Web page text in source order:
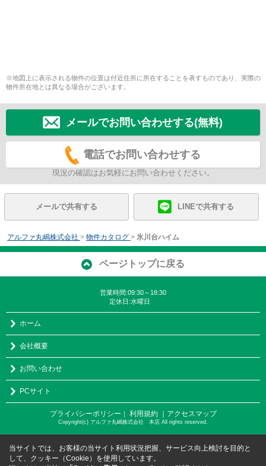
※地図上に表示される物件の位置は付近住所に所在することを表すものであり、実際の
物件所在地とは異なる場合がございます。
メールでお問い合わせする(無料)
電話でお問い合わせする
現況の確認はお気軽にお問い合わせください。
メールで共有する LINEで共有する
アルファ丸嶋株式会社 > 物件カタログ > 氷川台ハイム
ページトップに戻る
営業時間:09:30～18:30
定休日:水曜日
ホーム
会社概要
お問い合わせ
PCサイト
プライバシーポリシー ｜ 利用規約 ｜アクセスマップ
Copyright(c) アルファ丸嶋株式会社 本店 All rights reserved.
当サイトでは、お客様の当サイト利用状況把握、サービス向上検討を目的と
して、クッキー（Cookie）を使用しています。